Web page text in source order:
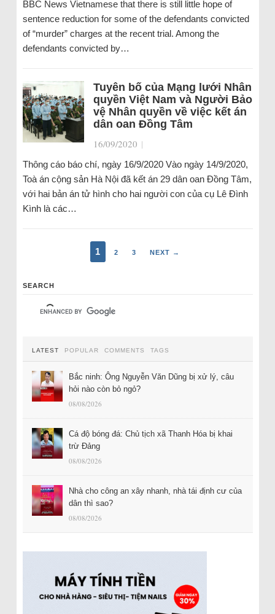
BBC News Vietnamese that there is still little hope of
sentence reduction for some of the defendants convicted
of “murder” charges at the recent trial. Among the
defendants convicted by…
Tuyên bố của Mạng lưới Nhân
quyền Việt Nam và Người Bảo
vệ Nhân quyền về việc kết án
dân oan Đồng Tâm
16/09/2020 |
Thông cáo báo chí, ngày 16/9/2020 Vào ngày 14/9/2020,
Toà án cộng sản Hà Nội đã kết án 29 dân oan Đồng Tâm,
với hai bản án tử hình cho hai người con của cụ Lê Đình
Kình là các…
1 2 3 NEXT →
SEARCH
LATEST POPULAR COMMENTS TAGS
Bắc ninh: Ông Nguyễn Văn Dũng bị xử lý, câu
hỏi nào còn bỏ ngỏ?
08/08/2026
Cá độ bóng đá: Chủ tịch xã Thanh Hóa bị khai
trừ Đảng
08/08/2026
Nhà cho công an xây nhanh, nhà tái định cư của
dân thì sao?
08/08/2026